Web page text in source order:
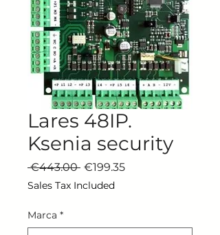
Lares 48IP.
Ksenia security
€443.00 Regular Price
€199.35Sale Price
Sales Tax Included
Marca *